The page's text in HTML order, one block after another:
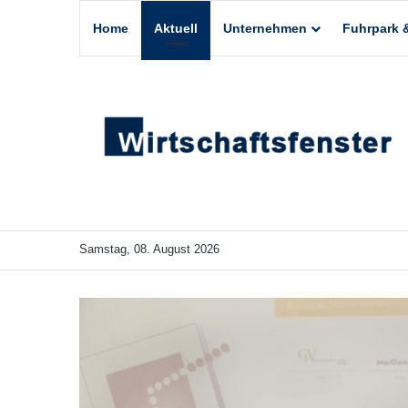
Home Aktuell Unternehmen Fuhrpark
Samstag, 08. August 2026